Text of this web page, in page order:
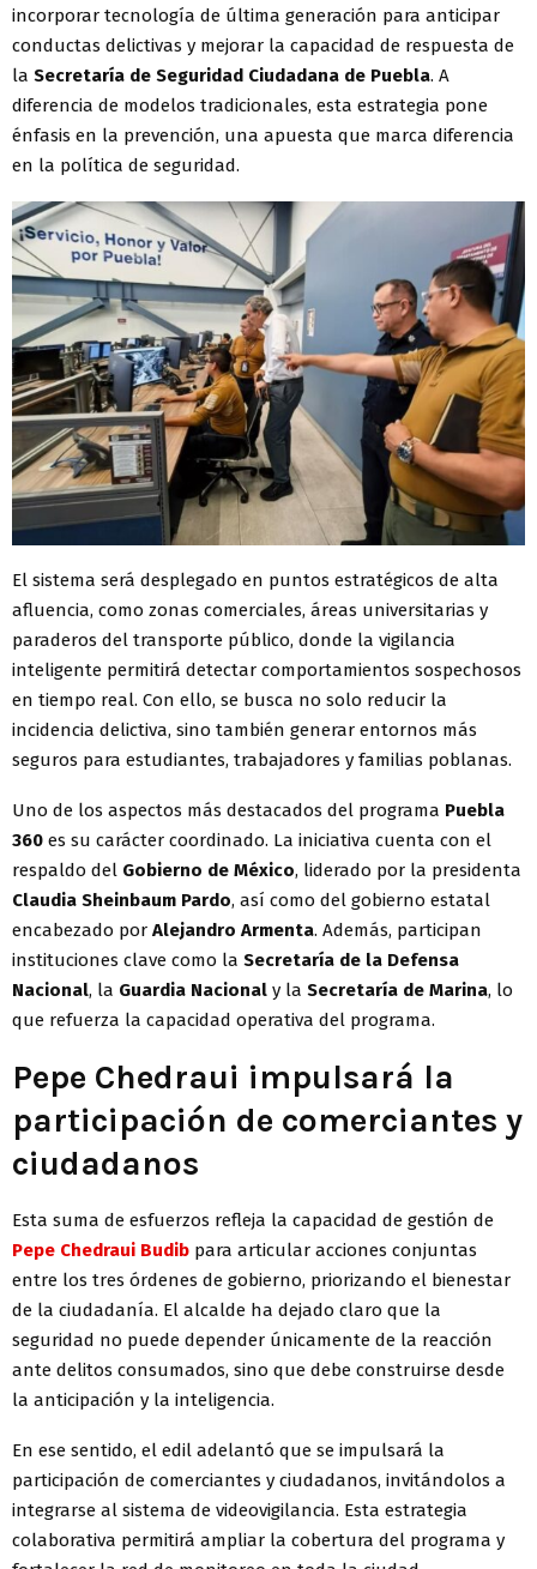
incorporar tecnología de última generación para anticipar
conductas delictivas y mejorar la capacidad de respuesta de
la Secretaría de Seguridad Ciudadana de Puebla. A
diferencia de modelos tradicionales, esta estrategia pone
énfasis en la prevención, una apuesta que marca diferencia
en la política de seguridad.
El sistema será desplegado en puntos estratégicos de alta
afluencia, como zonas comerciales, áreas universitarias y
paraderos del transporte público, donde la vigilancia
inteligente permitirá detectar comportamientos sospechosos
en tiempo real. Con ello, se busca no solo reducir la
incidencia delictiva, sino también generar entornos más
seguros para estudiantes, trabajadores y familias poblanas.
Uno de los aspectos más destacados del programa Puebla
360 es su carácter coordinado. La iniciativa cuenta con el
respaldo del Gobierno de México, liderado por la presidenta
Claudia Sheinbaum Pardo, así como del gobierno estatal
encabezado por Alejandro Armenta. Además, participan
instituciones clave como la Secretaría de la Defensa
Nacional, la Guardia Nacional y la Secretaría de Marina, lo
que refuerza la capacidad operativa del programa.
Pepe Chedraui impulsará la
participación de comerciantes y
ciudadanos
Esta suma de esfuerzos refleja la capacidad de gestión de
Pepe Chedraui Budib para articular acciones conjuntas
entre los tres órdenes de gobierno, priorizando el bienestar
de la ciudadanía. El alcalde ha dejado claro que la
seguridad no puede depender únicamente de la reacción
ante delitos consumados, sino que debe construirse desde
la anticipación y la inteligencia.
En ese sentido, el edil adelantó que se impulsará la
participación de comerciantes y ciudadanos, invitándolos a
integrarse al sistema de videovigilancia. Esta estrategia
colaborativa permitirá ampliar la cobertura del programa y